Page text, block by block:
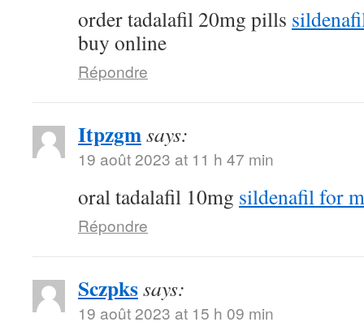
order tadalafil 20mg pills
buy online
Répondre
Itpzgmsays:
19 août 2023 at 11 h 47 min
oral tadalafil 10mg sildenafil for
Répondre
Sczpkssays:
19 août 2023 at 15 h 09 min